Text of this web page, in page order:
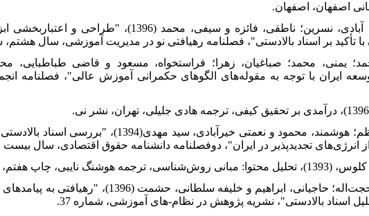
اصفهان، اصفهان.
11. [11]فارسی علی آبادی، نسرین؛ ناطقی، فائزه و سیفی،
بر اسناد بالادستی"، فصلنامه رهیافتی نو در مدیریت آموزشی، سال هشتم،
توسعه ایران با توجه به مقوله‌های الگوهای حکمرانی آموزش عالی"، فصلنامه
14. [14]قزلباش، اعظم؛ هوشمند، محمود و نعمتی خیرآبادی،
از انرژی‌های تجدیدپذیر در ایران"، دوفصلنامه دانشنامه حقوق اقتصادی، سال بیست
16. [16] مرادی‌پور، حجت‌اله؛ حاجیانی، ابراهیم و خلیفه
اسناد بالادستی"، نشریه پژوهش در نظام-های آموزشی، شماره 37.